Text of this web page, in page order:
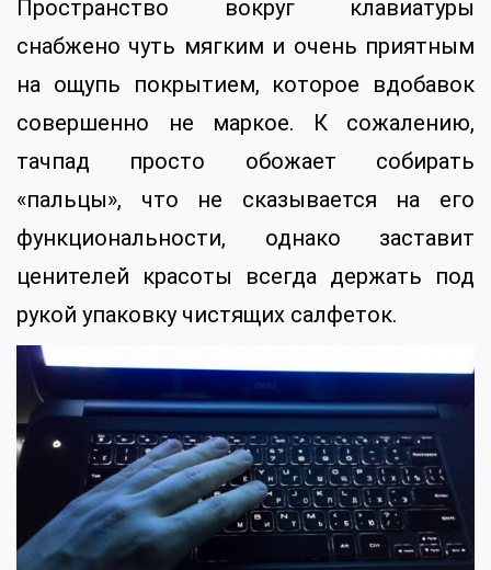
Пространство вокруг клавиатуры
снабжено чуть мягким и очень приятным
на ощупь покрытием, которое вдобавок
совершенно не маркое. К сожалению,
тачпад просто обожает собирать
«пальцы», что не сказывается на его
функциональности, однако заставит
ценителей красоты всегда держать под
рукой упаковку чистящих салфеток.